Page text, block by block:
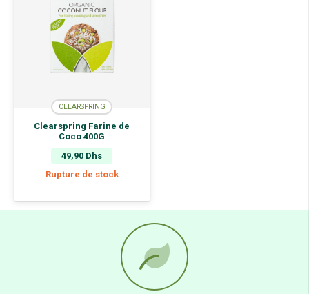
CLEARSPRING
Clearspring Farine de
Coco 400G
49,90 Dhs
Rupture de stock